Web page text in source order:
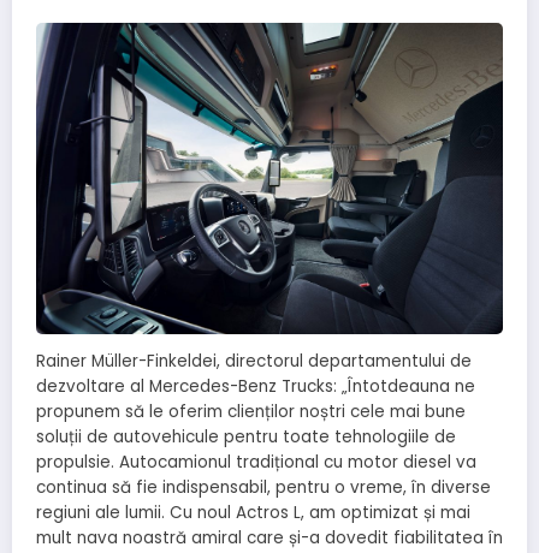
Rainer Müller-Finkeldei, directorul departamentului de
dezvoltare al Mercedes-Benz Trucks: „Întotdeauna ne
propunem să le oferim clienților noștri cele mai bune
soluții de autovehicule pentru toate tehnologiile de
propulsie. Autocamionul tradițional cu motor diesel va
continua să fie indispensabil, pentru o vreme, în diverse
regiuni ale lumii. Cu noul Actros L, am optimizat și mai
mult nava noastră amiral care și-a dovedit fiabilitatea în